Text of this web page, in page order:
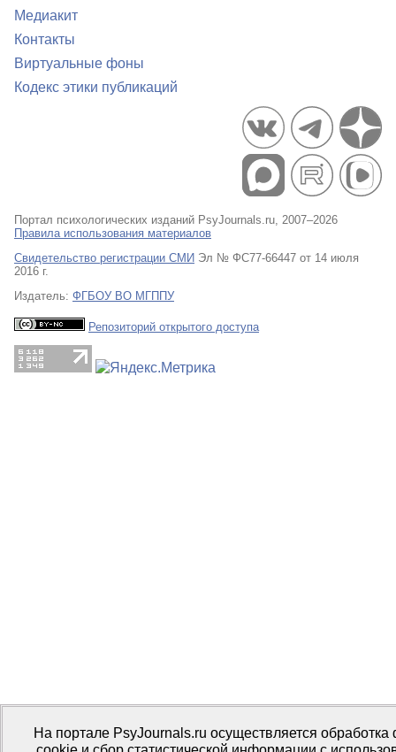
Медиакит
Контакты
Виртуальные фоны
Кодекс этики публикаций
Портал психологических изданий PsyJournals.ru, 2007–2026
Правила использования материалов
Свидетельство регистрации СМИ Эл № ФС77-66447 от 14 июля
2016 г.
Издатель: ФГБОУ ВО МГППУ
Репозиторий открытого доступа
На портале PsyJournals.ru осуществляется